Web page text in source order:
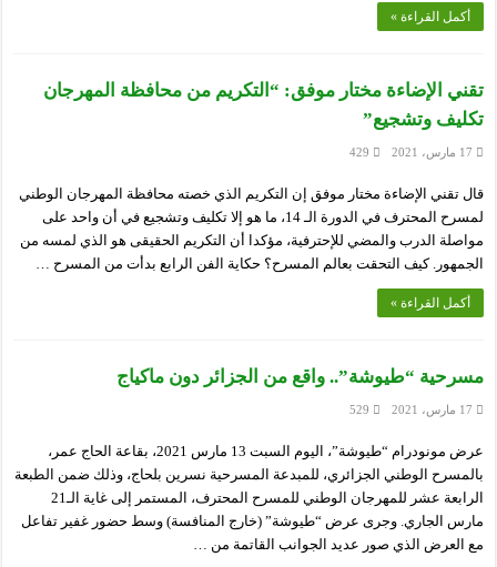
أكمل القراءة »
تقني الإضاءة مختار موفق: “التكريم من محافظة المهرجان
تكليف وتشجيع”
17 مارس، 2021 429
قال تقني الإضاءة مختار موفق إن التكريم الذي خصته محافظة المهرجان الوطني
لمسرح المحترف في الدورة الـ 14، ما هو إلا تكليف وتشجيع في أن واحد على
مواصلة الدرب والمضي للإحترفية، مؤكدا أن التكريم الحقيقى هو الذي لمسه من
الجمهور. كيف التحقت بعالم المسرح؟ حكاية الفن الرابع بدأت من المسرح …
أكمل القراءة »
مسرحية “طيوشة”.. واقع من الجزائر دون ماكياج
17 مارس، 2021 529
عرض مونودرام “طيوشة”، اليوم السبت 13 مارس 2021، بقاعة الحاج عمر،
بالمسرح الوطني الجزائري، للمبدعة المسرحية نسرين بلحاج، وذلك ضمن الطبعة
الرابعة عشر للمهرجان الوطني للمسرح المحترف، المستمر إلى غاية الـ21
مارس الجاري. وجرى عرض “طيوشة” (خارج المنافسة) وسط حضور غفير تفاعل
مع العرض الذي صور عديد الجوانب القاتمة من …